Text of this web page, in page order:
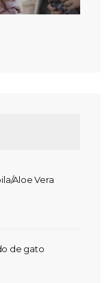
Aloe Vera
de gato